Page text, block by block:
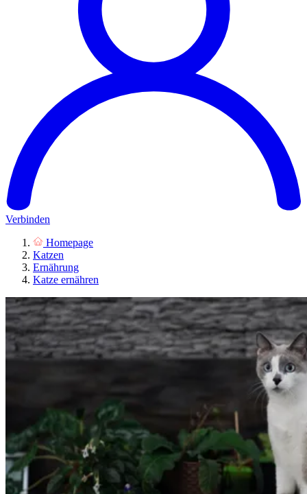
Verbinden
Homepage
Katzen
Ernährung
Katze ernähren